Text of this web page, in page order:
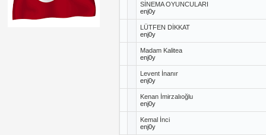
SİNEMA OYUNCULARI
enj0y
LÜTFEN DİKKAT
enj0y
Madam Kalitea
enj0y
Levent İnanır
enj0y
Kenan İmirzalıoğlu
enj0y
Kemal İnci
enj0y